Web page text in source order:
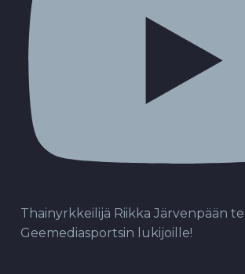
Thainyrkkeilijä Riikka Järvenpään
Geemediasportsin lukijoille!